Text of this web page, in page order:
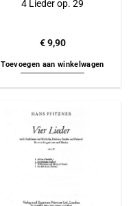
4 Lieder op. 29
€9,90
Toevoegen aan winkelwagen